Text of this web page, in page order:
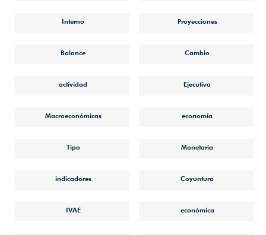
Interno Proyecciones
Balance Cambio
actividad Ejecutivo
Macroeconómicas economía
Tipo Monetaria
indicadores Coyuntura
IVAE económica